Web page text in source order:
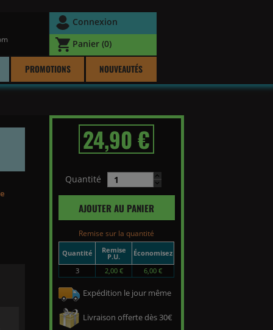
Connexion
Panier (0)
PROMOTIONS NOUVEAUTÉS
24,90 €
Quantité
AJOUTER AU PANIER
Remise sur la quantité
Quantité Remise
P.U.
Économisez
3
2,00 € 6,00 €
Expédition le jour même
Livraison offerte dès 30€